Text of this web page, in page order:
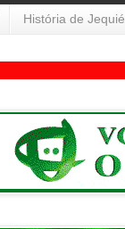
História de Jequié